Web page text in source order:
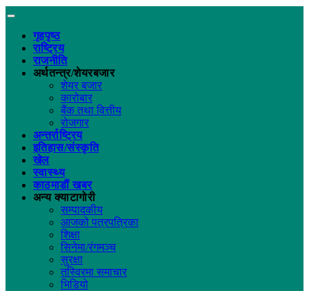
गृहपृष्ठ
राष्ट्रिय
राजनीति
अर्थतन्त्र/शेयरबजार
शेयर बजार
कारोबार
बैंक तथा वित्तीय
रोजगार
अन्तर्राष्ट्रिय
इतिहास/संस्कृति
खेल
स्वास्थ्य
काठमाडौं खबर
अन्य क्याटागोरी
सम्पादकीय
आजको पत्रपत्रिका
शिक्षा
सिनेमा/रंगमञ्च
सुरक्षा
तस्विरमा समाचार
भिडियो